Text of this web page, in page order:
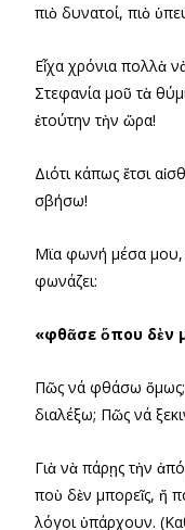
πιὸ δυνατοί, πιὸ
Εἶχα χρόνια πολλὰ
Στεφανία μοῦ τὰ
ἐτούτην τὴν ὥρα!
Διότι κάπως ἔτσι
σβήσω!
Μϊα φωνή μέσα μου,
φωνάζει:
«φθᾶσε ὅπου δὲν
Πῶς νά φθάσω
διαλέξω; Πῶς νά
Γιὰ νὰ πάρῃς τὴν
ποὺ δὲν μπορεῖς, ἤ
λόγοι ὑπάρχουν.